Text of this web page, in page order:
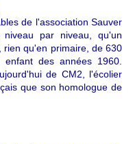
de l'association Sauver
par niveau, qu'un
rien qu'en primaire, de 630
des années 1960.
de CM2, l'écolier
que son homologue de